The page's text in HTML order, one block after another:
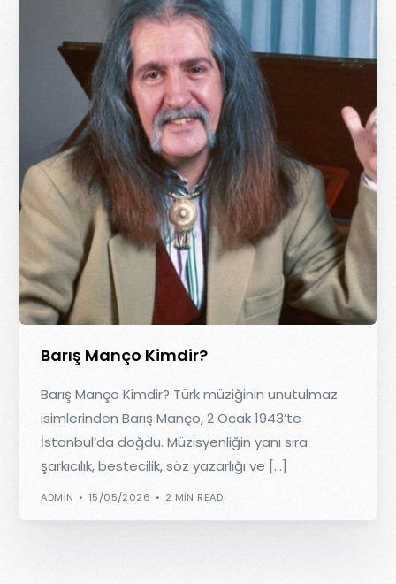
Barış Manço Kimdir?
Barış Manço Kimdir? Türk müziğinin unutulmaz
isimlerinden Barış Manço, 2 Ocak 1943’te
İstanbul’da doğdu. Müzisyenliğin yanı sıra
şarkıcılık, bestecilik, söz yazarlığı ve […]
ADMIN 15/05/2026 2 MIN READ